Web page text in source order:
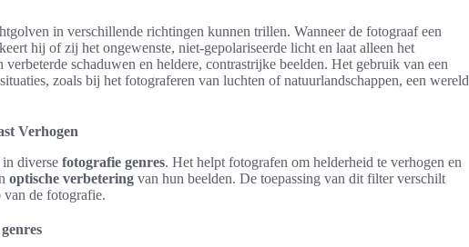
in verschillende richtingen kunnen trillen. Wanneer de fotograaf een
hij of zij het ongewenste, niet-gepolariseerde licht en laat alleen het
schaduwen en heldere, contrastrijke beelden. Het gebruik van een
zoals bij het fotograferen van luchten of natuurlandschappen, een wereld
Verhogen
diverse fotografie genres. Het helpt fotografen om helderheid te verhogen en
optische verbetering van hun beelden. De toepassing van dit filter verschilt
de fotografie.